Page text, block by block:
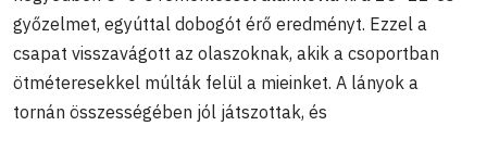
győzelmet, egyúttal dobogót érő eredményt. Ezzel a
csapat visszavágott az olaszoknak, akik a csoportban
ötméteresekkel múlták felül a mieinket. A lányok a
tornán összességében jól játszottak, és